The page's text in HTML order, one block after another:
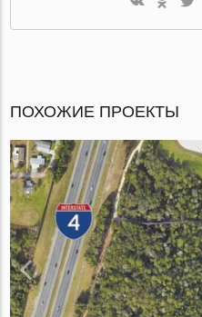
ПОХОЖИЕ ПРОЕКТЫ